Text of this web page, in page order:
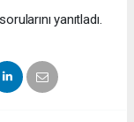
yanıtladı.